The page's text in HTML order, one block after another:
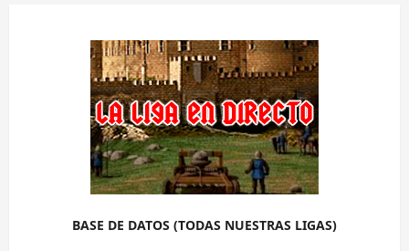
BASE DE DATOS (TODAS NUESTRAS LIGAS)